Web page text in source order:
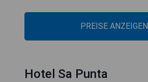
PREISE ANZEIGEN
Hotel Sa Punta